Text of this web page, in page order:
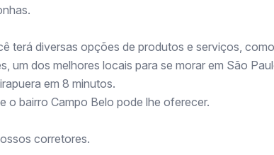
terá diversas opções de produtos e serviços,
um dos melhores locais para se morar em São
em 8 minutos.
o bairro Campo Belo pode lhe oferecer.
corretores.